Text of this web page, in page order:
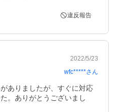
違反報告
2022/5/23
wfc*****さん
ありましたが、すぐに対応
。ありがとうございまし